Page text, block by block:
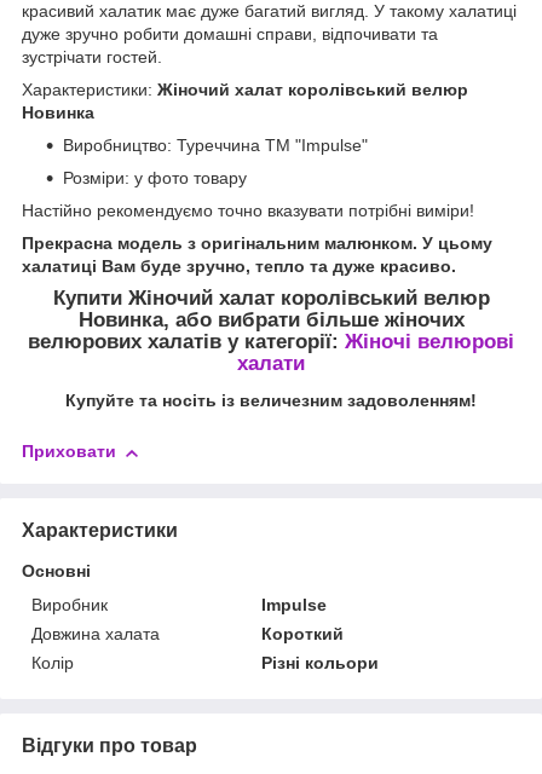
красивий халатик має дуже багатий вигляд. У такому халатиці
дуже зручно робити домашні справи, відпочивати та
зустрічати гостей.
Характеристики: Жіночий халат королівський велюр
Новинка
Виробництво: Туреччина ТМ "Impulse"
Розміри: у фото товару
Настійно рекомендуємо точно вказувати потрібні виміри!
Прекрасна модель з оригінальним малюнком. У цьому
халатиці Вам буде зручно, тепло та дуже красиво.
Купити Жіночий халат королівський велюр
Новинка, або вибрати більше жіночих
велюрових халатів у категорії: Жіночі велюрові
халати
Купуйте та носіть із величезним задоволенням!
Приховати
Характеристики
Основні
Виробник
Impulse
Довжина халата
Короткий
Колір
Різні кольори
Відгуки про товар